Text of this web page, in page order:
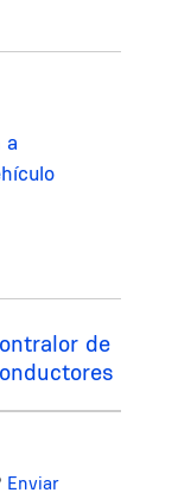
a
de
Enviar